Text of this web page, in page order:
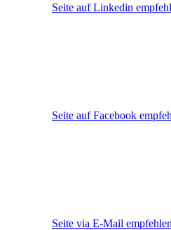
Seite auf Linkedin
Seite auf Facebook
Seite via E-Mail empfehlen